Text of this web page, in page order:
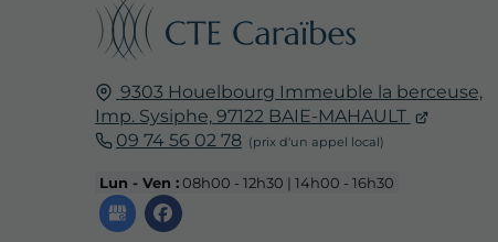
9303 Houelbourg Immeuble la berceuse,
Imp. Sysiphe, 97122 BAIE-MAHAULT
09 74 56 02 78
Lun - Ven :08h00 - 12h30 | 14h00 - 16h30